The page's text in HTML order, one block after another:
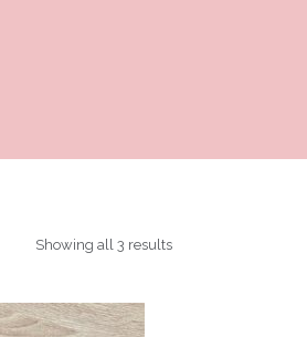
Showing all 3 results